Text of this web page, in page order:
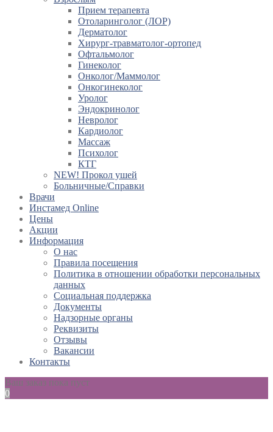
Прием терапевта
Отоларинголог (ЛОР)
Дерматолог
Хирург-травматолог-ортопед
Офтальмолог
Гинеколог
Онколог/Маммолог
Онкогинеколог
Уролог
Эндокринолог
Невролог
Кардиолог
Массаж
Психолог
КТГ
NEW! Прокол ушей
Больничные/Справки
Врачи
Инстамед Online
Цены
Акции
Информация
О нас
Правила посещения
Политика в отношении обработки персональных
данных
Социальная поддержка
Документы
Надзорные органы
Реквизиты
Отзывы
Вакансии
Контакты
Ваш заказ пока пуст
0